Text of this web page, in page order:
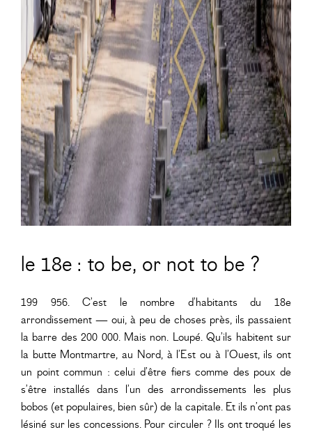
le 18e : to be, or not to be ?
199 956. C’est le nombre d’habitants du 18e
arrondissement — oui, à peu de choses près, ils passaient
la barre des 200 000. Mais non. Loupé. Qu’ils habitent sur
la butte Montmartre, au Nord, à l’Est ou à l’Ouest, ils ont
un point commun : celui d’être fiers comme des poux de
s’être installés dans l’un des arrondissements les plus
bobos (et populaires, bien sûr) de la capitale. Et ils n’ont pas
lésiné sur les concessions. Pour circuler ? Ils ont troqué les